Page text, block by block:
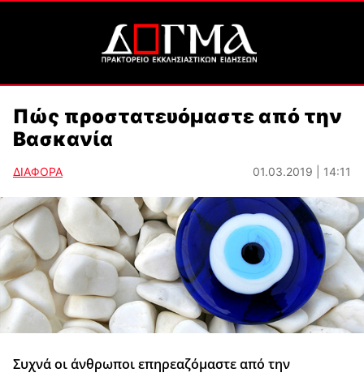
Πώς προστατευόμαστε από την
Βασκανία
ΔΙΑΦΟΡΑ 01.03.2019 | 14:11
Συχνά οι άνθρωποι επηρεαζόμαστε από την